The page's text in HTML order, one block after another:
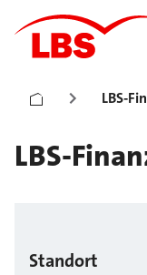
LBS-
LBS-
Standort